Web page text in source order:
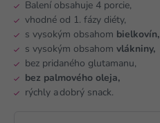
Balení obsahuje 4 porcie,
vhodné od 1. fázy diéty,
s vysokým obsahom bielkovín,
s vysokým obsahom vlákniny,
bez pridaného glutamanu,
bez palmového oleja,
rýchly a dobrý snack.